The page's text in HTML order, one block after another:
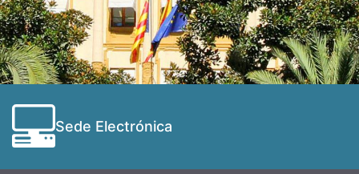
Sede Electrónica